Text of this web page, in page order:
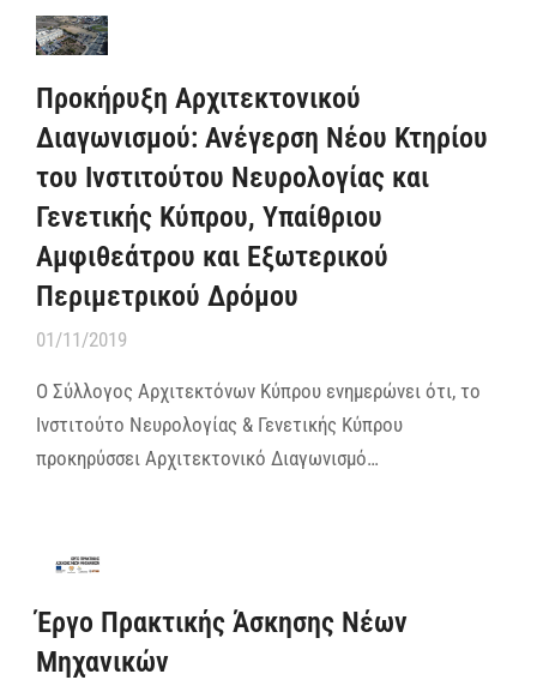
Προκήρυξη Αρχιτεκτονικού
Διαγωνισμού: Ανέγερση Νέου Κτηρίου
του Ινστιτούτου Νευρολογίας και
Γενετικής Κύπρου, Υπαίθριου
Αμφιθεάτρου και Εξωτερικού
Περιμετρικού Δρόμου
01/11/2019
Ο Σύλλογος Αρχιτεκτόνων Κύπρου ενημερώνει ότι, το
Ινστιτούτο Νευρολογίας & Γενετικής Κύπρου
προκηρύσσει Αρχιτεκτονικό Διαγωνισμό…
Έργο Πρακτικής Άσκησης Νέων
Μηχανικών